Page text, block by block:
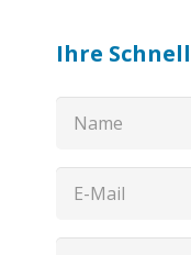
Ihre